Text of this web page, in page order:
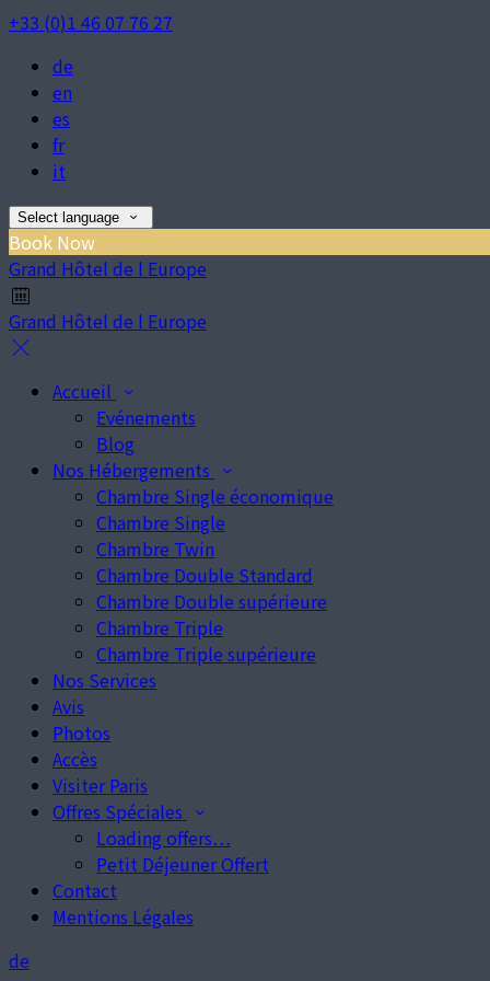
+33 (0)1 46 07 76 27
de
en
es
fr
it
Select language
Book Now
Grand Hôtel de l Europe
Grand Hôtel de l Europe
Accueil
Evénements
Blog
Nos Hébergements
Chambre Single économique
Chambre Single
Chambre Twin
Chambre Double Standard
Chambre Double supérieure
Chambre Triple
Chambre Triple supérieure
Nos Services
Avis
Photos
Accès
Visiter Paris
Offres Spéciales
Loading offers…
Petit Déjeuner Offert
Contact
Mentions Légales
de